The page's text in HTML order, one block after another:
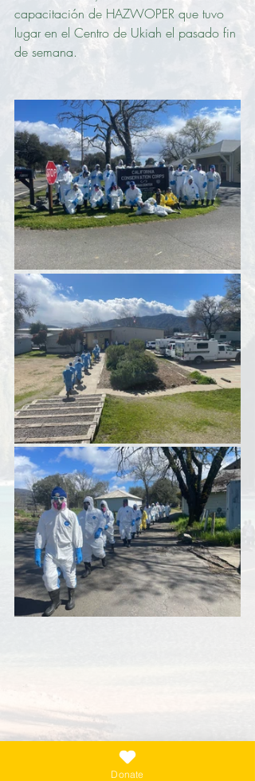
capacitación de HAZWOPER que tuvo
lugar en el Centro de Ukiah el pasado fin
de semana.
Donate